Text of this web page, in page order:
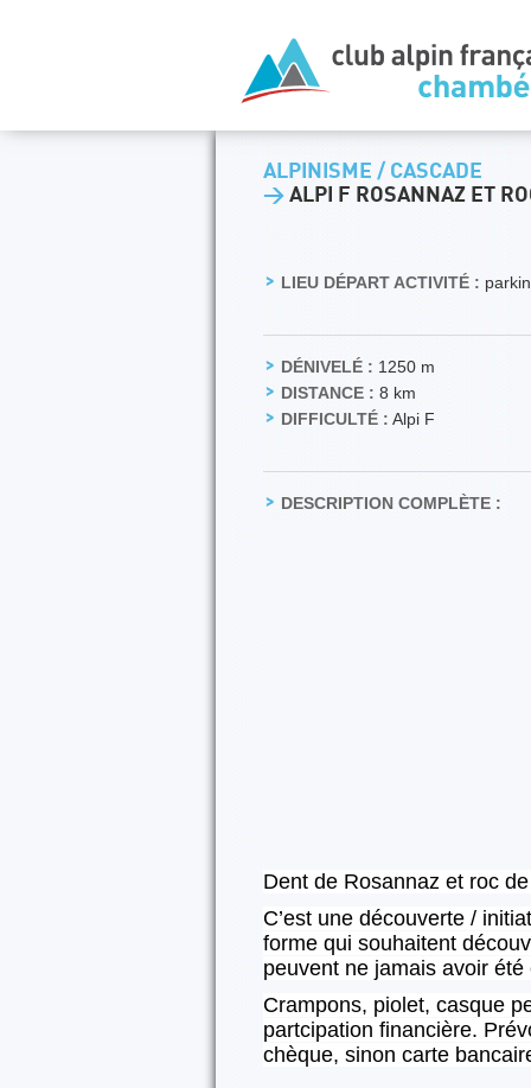
ALPINISME / CASCADE
> ALPI F ROSANNAZ ET
LIEU DÉPART ACTIVITÉ :
DÉNIVELÉ : 1250 m
DISTANCE : 8 km
DIFFICULTÉ : Alpi F
DESCRIPTION COMPLÈTE :
Dent de Rosannaz et roc
C’est une découverte /
forme qui souhaitent
peuvent ne jamais avoir
Crampons, piolet, casque
partcipation financière.
chèque, sinon carte